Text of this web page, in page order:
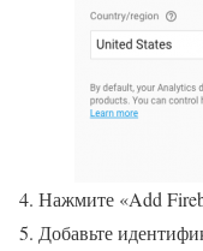
Нажмите «Add
Добавьте